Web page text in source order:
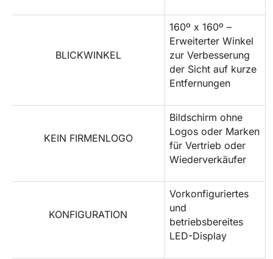
BLICKWINKEL
160º x 160º –
Erweiterter Winkel
zur Verbesserung
der Sicht auf kurze
Entfernungen
KEIN FIRMENLOGO
Bildschirm ohne
Logos oder Marken
für Vertrieb oder
Wiederverkäufer
KONFIGURATION
Vorkonfiguriertes
und
betriebsbereites
LED-Display